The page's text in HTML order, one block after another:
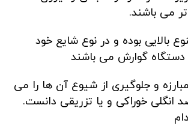
می باشند.
بالایی بوده و در نوع شایع خود
گوارش می باشند
و جلوگیری از شیوع آن ها را می
انگلی خوراکی و یا تزریقی دانست.